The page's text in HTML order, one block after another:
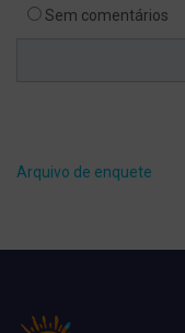
Sem comentários
Arquivo de enquete